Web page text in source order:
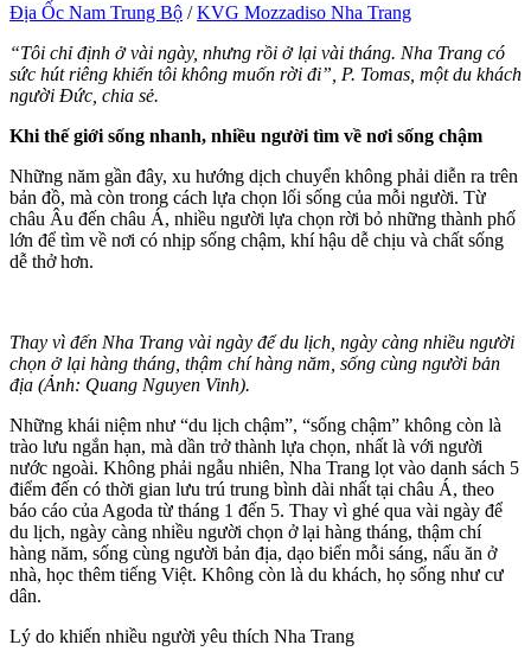
Địa Ốc Nam Trung Bộ /KVG Mozzadiso Nha Trang
“Tôi chỉ định ở vài ngày, nhưng rồi ở lại vài tháng. Nha Trang có
sức hút riêng khiến tôi không muốn rời đi”, P. Tomas, một du khách
người Đức, chia sẻ.
Khi thế giới sống nhanh, nhiều người tìm về nơi sống chậm
Những năm gần đây, xu hướng dịch chuyển không phải diễn ra trên
bản đồ, mà còn trong cách lựa chọn lối sống của mỗi người. Từ
châu Âu đến châu Á, nhiều người lựa chọn rời bỏ những thành phố
lớn để tìm về nơi có nhịp sống chậm, khí hậu dễ chịu và chất sống
dễ thở hơn.
Thay vì đến Nha Trang vài ngày để du lịch, ngày càng nhiều người
chọn ở lại hàng tháng, thậm chí hàng năm, sống cùng người bản
địa (Ảnh: Quang Nguyen Vinh).
Những khái niệm như “du lịch chậm”, “sống chậm” không còn là
trào lưu ngắn hạn, mà dần trở thành lựa chọn, nhất là với người
nước ngoài. Không phải ngẫu nhiên, Nha Trang lọt vào danh sách 5
điểm đến có thời gian lưu trú trung bình dài nhất tại châu Á, theo
báo cáo của Agoda từ tháng 1 đến 5. Thay vì ghé qua vài ngày để
du lịch, ngày càng nhiều người chọn ở lại hàng tháng, thậm chí
hàng năm, sống cùng người bản địa, dạo biển mỗi sáng, nấu ăn ở
nhà, học thêm tiếng Việt. Không còn là du khách, họ sống như cư
dân.
Lý do khiến nhiều người yêu thích Nha Trang